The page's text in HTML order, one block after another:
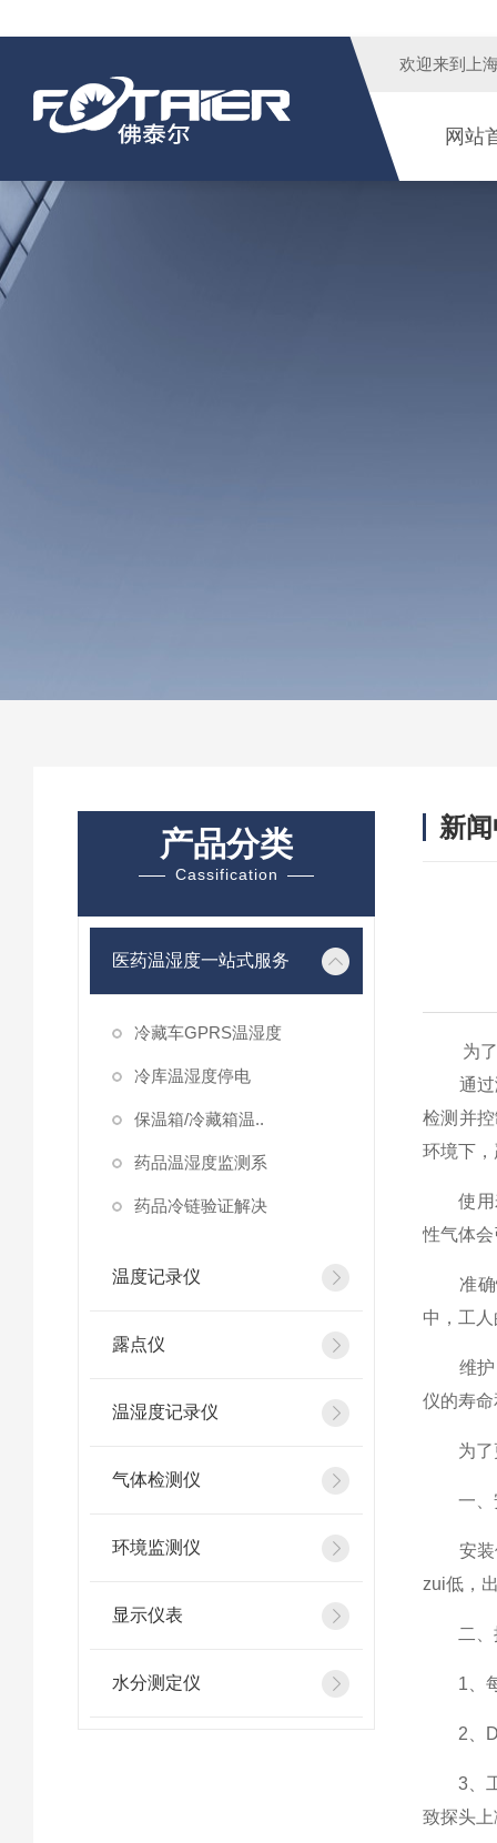
欢迎来到 上
网站
产品分类
Cassification
医药温湿度一站式服务
冷藏车GPRS温湿度
冷库温湿度停电
保温箱/冷藏箱温..
药品温湿度监测系
药品冷链验证解决
温度记录仪
露点仪
温湿度记录仪
气体检测仪
环境监测仪
显示仪表
水分测定仪
新
为了更
通过
检测并
环境下
使用寿
性气体
准确性
中，工
维护：
仪的寿
为了更
一、
安装位
zui低，
二、
1、每
2、
3、工
致探头